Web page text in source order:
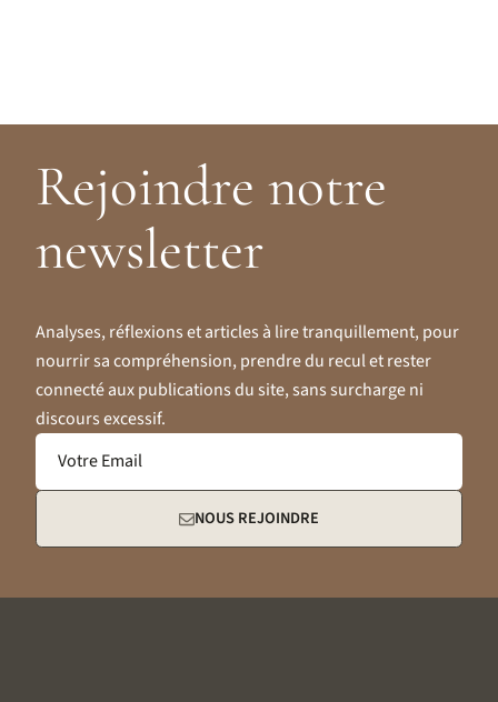
Rejoindre notre
newsletter
Analyses, réflexions et articles à lire tranquillement, pour
nourrir sa compréhension, prendre du recul et rester
connecté aux publications du site, sans surcharge ni
discours excessif.
Votre Email
NOUS REJOINDRE